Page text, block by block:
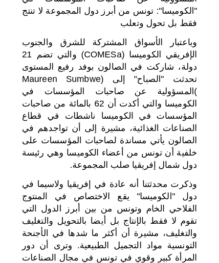
"الكوميسا": تونس من أبرز دول المجموعة لا تنتج
فقط بل تحول وتعلب
وباعتبار الأسواق المشتركة للشرق والجنوب
الإفريقي الكوميسا (COMESa) والتي تضم 21
دولة، شاركت في الصالون بوفد رفيع المستوى
تحدثت "الصباح" إلى (Maureen Sumbwe
)المسؤولية عن صاحبات المؤسسات في
الكوميسا والتي أكدت أن 62 بالمائة من صاحبات
المؤسسات في الكوميسا ناشطات في قطاع
الصناعات الغذائية، مشيرة إلى أن تواجدهم في
الصالون يأتي مساندة لصاحبات المؤسسات على
خلفية أن تونس من أعضاء الكوميسا وهي رئيسة
دول شمال إفريقيا صلب المجموعة.
وذكرت محدثتنا أنه عادة في إفريقيا ولاسيما في
دول "الكوميسا" يقع الاختصاص في المنتوج
الفلاحي الخام وتونس من بين أبرز الدول التي
تقوم لا فقط بالإنتاج بل أيضا بالتحويل والتغليف
والتغليف، مشيرة أن أكثر ما شدها في الأجنحة
التونسية مواد التجميل الطبيعية. وترى أن دور
المرأة كبير وقوي في تونس في مجال الصناعات